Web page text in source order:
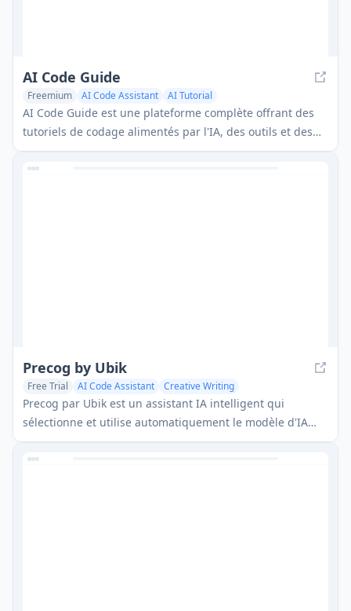
AI Code Guide
Freemium AI Code Assistant AI Tutorial
AI Code Guide est une plateforme complète offrant des
tutoriels de codage alimentés par l'IA, des outils et des
conseils personnalisés avec des avantages exclusifs
d'accès anticipé et une réduction de 25 % au lancement.
Precog by Ubik
Free Trial AI Code Assistant Creative Writing
Precog par Ubik est un assistant IA intelligent qui
sélectionne et utilise automatiquement le modèle d'IA
optimal pour chaque tâche spécifique, offrant une
assistance polyvalente pour la programmation, l'écriture